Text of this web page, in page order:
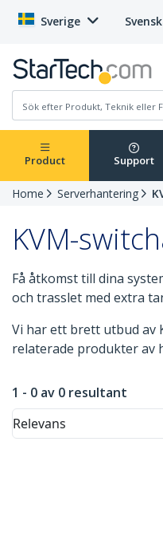
Sverige
Product Support
Home Serverhantering
KVM-
Få åtkomst till dina
och trasslet med extra
Vi har ett brett utbud av
relaterade produkter av
1 - 0 av 0 resultant
Relevans